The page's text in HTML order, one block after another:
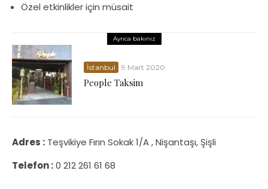
Özel etkinlikler için müsait
Ayrıca bakınız
İstanbul 9 Mart 2020
People Taksim
Adres : Teşvikiye Fırın Sokak 1/A , Nişantaşı, Şişli
Telefon :0 212 261 61 68